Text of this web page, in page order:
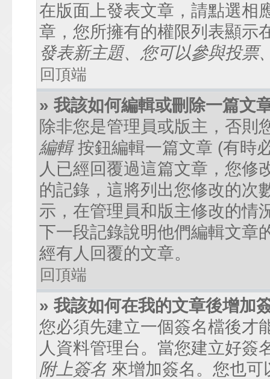
在版面上發表文章，請點選相
章，您所擁有的權限列表顯示
發表新主題、您可以參與投票
回頂端
» 我該如何編輯或刪除一篇文
除非您是管理員或版主，否則
編輯按鈕編輯一篇文章 (有時
人已經回覆過這篇文章，您修
的記錄，這將列出您修改的次
示，在管理員和版主修改的情
下一段記錄說明他們編輯文章
經有人回覆的文章。
回頂端
» 我該如何在我的文章後增加
您必須先建立一個簽名檔後才
人資料管理台。當您建立好簽
附上簽名 來增加簽名。您也